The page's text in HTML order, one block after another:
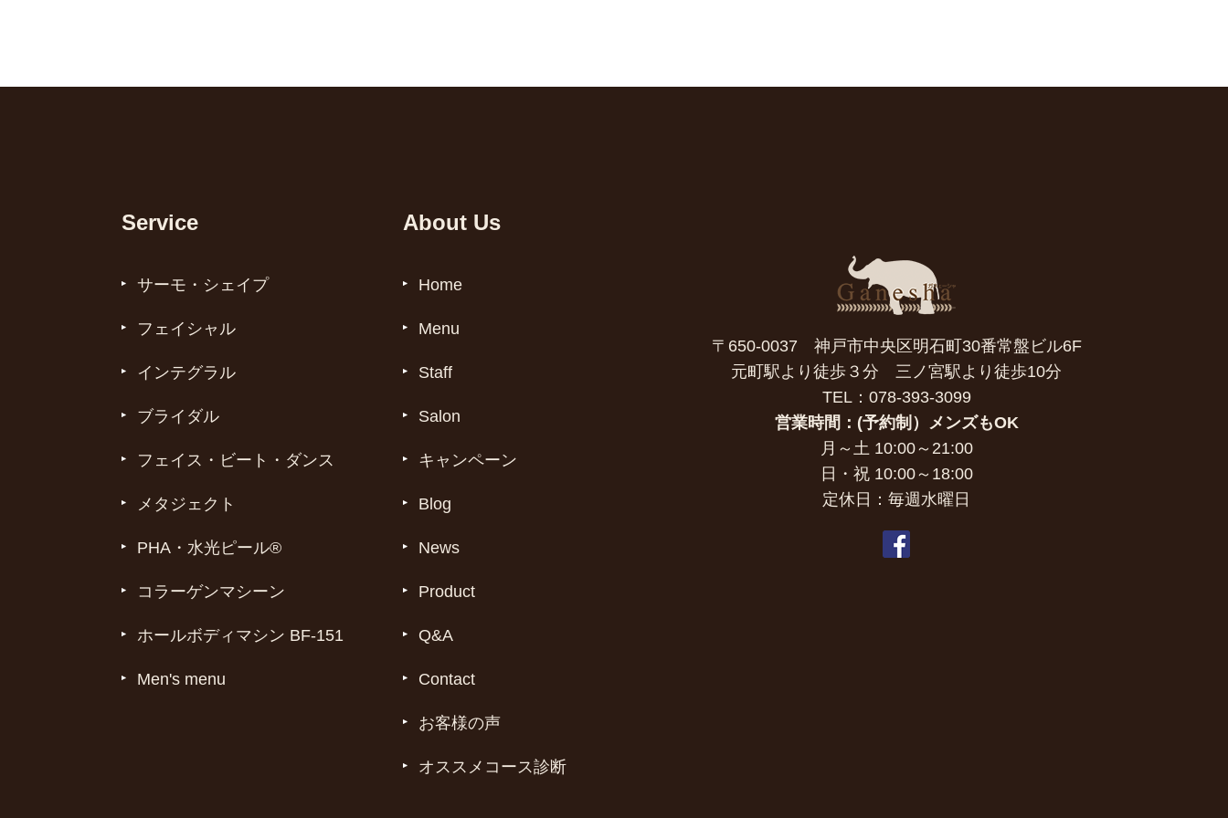
Service
サーモ・シェイプ
フェイシャル
インテグラル
ブライダル
フェイス・ビート・ダンス
メタジェクト
PHA・水光ピール®
コラーゲンマシーン
ホールボディマシン BF-151
Men's menu
About Us
Home
Menu
Staff
Salon
キャンペーン
Blog
News
Product
Q&A
Contact
お客様の声
オススメコース診断
〒650-0037 神戸市中央区明石町30番常盤ビル6F
元町駅より徒歩３分 三ノ宮駅より徒歩10分
TEL：078-393-3099
営業時間：(予約制）メンズもOK
月～土 10:00～21:00
日・祝 10:00～18:00
定休日：毎週水曜日